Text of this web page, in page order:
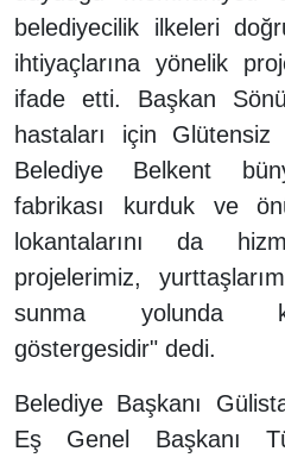
belediyecilik ilkeleri
ihtiyaçlarına yönelik
ifade etti. Başkan
hastaları için
Belediye Belkent
fabrikası kurduk ve
lokantalarını da
projelerimiz,
sunma yolunda
göstergesidir" dedi.
Belediye Başkanı
Eş Genel Başkanı